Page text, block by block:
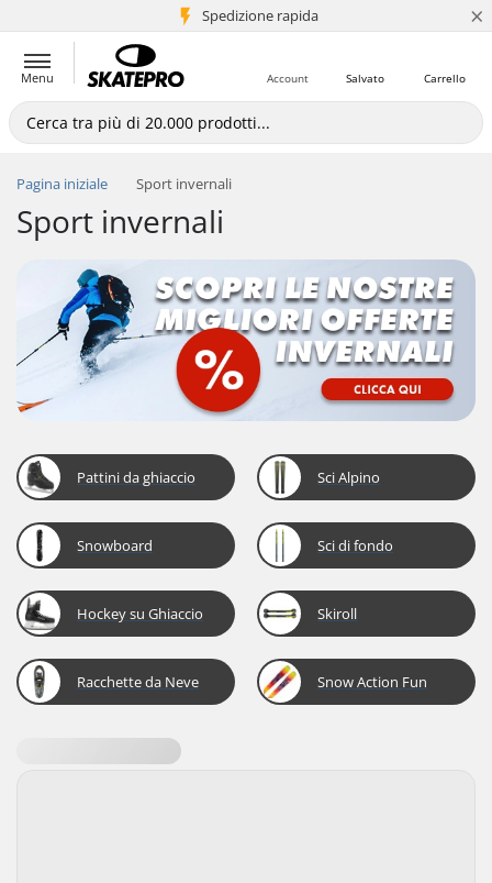
Spedizione rapida
+5 mln di clienti ×
Menu Carrello
Salvato
Account
Pagina iniziale Sport invernali
Sport invernali
Pattini da ghiaccio Sci Alpino
Snowboard Sci di fondo
Hockey su Ghiaccio Skiroll
Racchette da Neve Snow Action Fun